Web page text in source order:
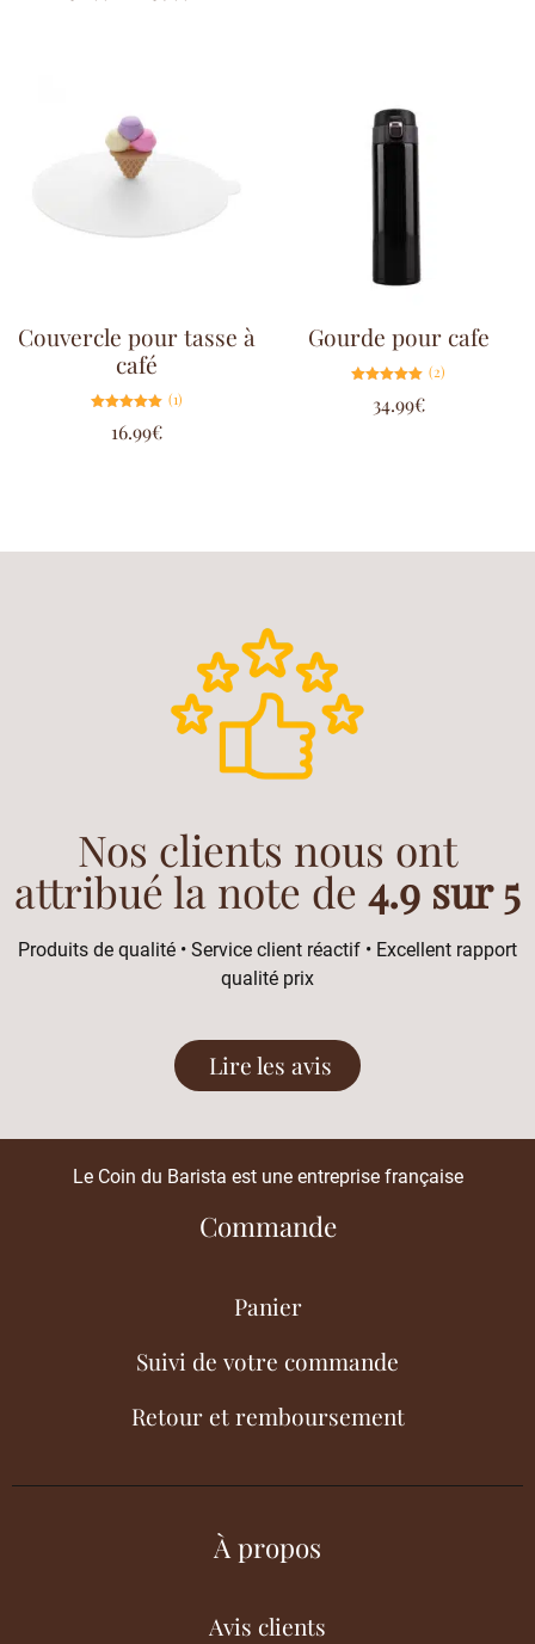
sur 5
Couvercle pour tasse à
café
5.00
sur 5
(1)
16.99€
Gourde pour cafe
5.00
sur 5
(2)
34.99€
Nos clients nous ont
attribué la note de 4.9 sur 5
Produits de qualité • Service client réactif • Excellent rapport
qualité prix
Lire les avis
Le Coin du Barista est une entreprise française
Commande
Panier
Suivi de votre commande
Retour et remboursement
À propos
Avis clients